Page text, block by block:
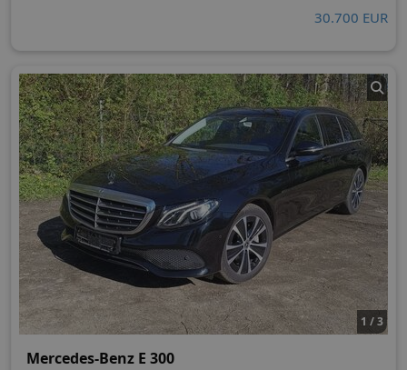
30.700 EUR
1 / 3
Mercedes-Benz E 300